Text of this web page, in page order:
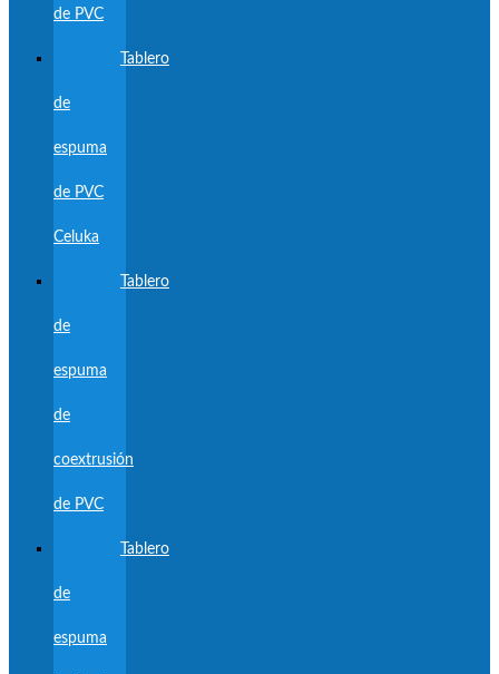
de PVC
Tablero
de
espuma
de PVC
Celuka
Tablero
de
espuma
de
coextrusión
de PVC
Tablero
de
espuma